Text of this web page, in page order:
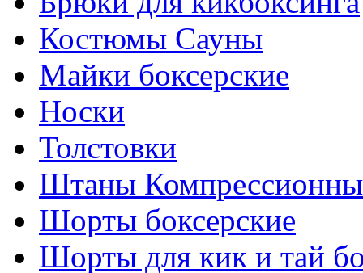
Костюмы Сауны
Майки боксерские
Носки
Толстовки
Штаны
Шорты боксерские
Шорты для кик и тай